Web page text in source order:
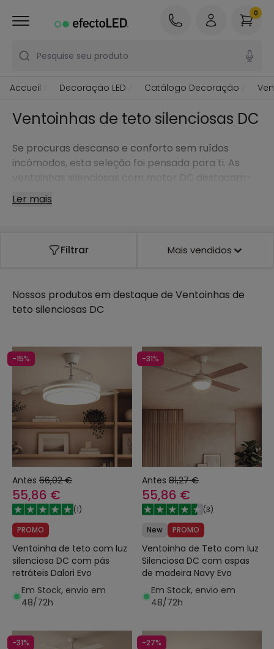
Pesquise seu produto
0
Accueil Decoração LED Catálogo Decoração
Ventoinhas de teto silenciosas DC
Se procuras descanso e conforto sem ruídos
incómodos, esta seleção foi pensada para ti. As
ventoinhas silenciosas com motor DC destacam-
se pelo funcionamento suave e estável, pelo baixo
consumo em uso continuado e por oferecerem
importa.
Ler mais
Filtrar Mais vendidos
Nossos produtos em destaque de Ventoinhas de
teto silenciosas DC
-15%
Antes 66,02 €
55,86 €
(1)
PROMO
Ventoinha de teto com luz
silenciosa DC com pás
retráteis Dalori Evo
Em Stock, envio em
48/72h
-31%
Antes 81,27 €
55,86 €
(3)
New
PROMO
Ventoinha de Teto com luz
Silenciosa DC com aspas
de madeira Navy Evo
Em Stock, envio em
48/72h
-31% -27%